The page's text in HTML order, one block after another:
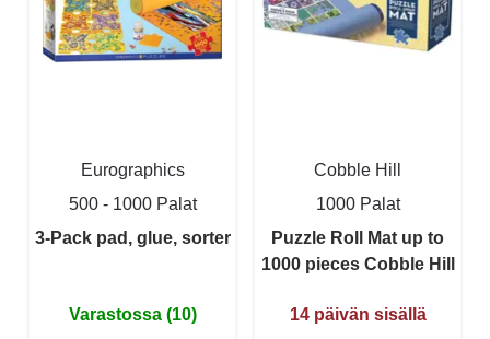
Eurographics
500 - 1000 Palat
3-Pack pad, glue, sorter
Varastossa (10)
Cobble Hill
1000 Palat
Puzzle Roll Mat up to
1000 pieces Cobble Hill
14 päivän sisällä